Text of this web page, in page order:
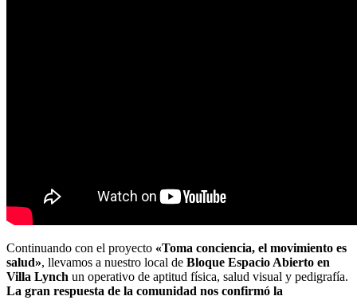
Continuando con el proyecto «Toma conciencia, el movimiento es
salud», llevamos a nuestro local de Bloque Espacio Abierto en
Villa Lynch un operativo de aptitud física, salud visual y pedigrafía.
La gran respuesta de la comunidad nos confirmó la